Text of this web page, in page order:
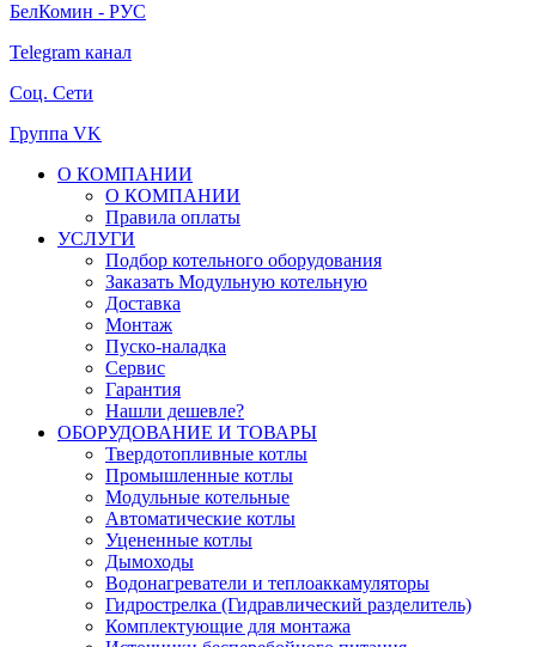
БелКомин - РУС
Telegram канал
Соц. Сети
Группа VK
О КОМПАНИИ
О КОМПАНИИ
Правила оплаты
УСЛУГИ
Подбор котельного оборудования
Заказать Модульную котельную
Доставка
Монтаж
Пуско-наладка
Сервис
Гарантия
Нашли дешевле?
ОБОРУДОВАНИЕ И ТОВАРЫ
Твердотопливные котлы
Промышленные котлы
Модульные котельные
Автоматические котлы
Уцененные котлы
Дымоходы
Водонагреватели и теплоаккамуляторы
Гидрострелка (Гидравлический разделитель)
Комплектующие для монтажа